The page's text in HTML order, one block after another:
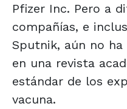
Pfizer Inc. Pero a
compañías, e
Sputnik, aún no
en una revista
estándar de los
vacuna.